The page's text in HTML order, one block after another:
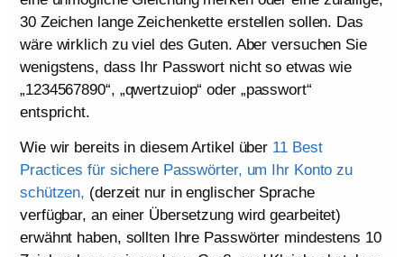
30 Zeichen lange Zeichenkette erstellen sollen. Das
wäre wirklich zu viel des Guten. Aber versuchen Sie
wenigstens, dass Ihr Passwort nicht so etwas wie
„1234567890“, „qwertzuiop“ oder „passwort“
entspricht.
Wie wir bereits in diesem Artikel über 11 Best
Practices für sichere Passwörter, um Ihr Konto zu
schützen, (derzeit nur in englischer Sprache
verfügbar, an einer Übersetzung wird gearbeitet)
erwähnt haben, sollten Ihre Passwörter mindestens 10